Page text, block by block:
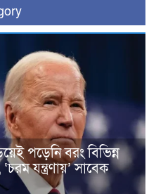
পড়েনি বরং বিভিন্ন
যন্ত্রণায়’ সাবেক